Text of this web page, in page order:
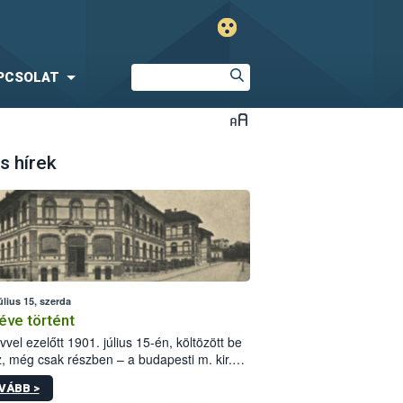
hírek
15, szerda
történt
ezelőtt 1901. július 15-én, költözött be
még csak részben – a budapesti m. kir.
állomás a Kis Rókus utca
alatti, Czigler Győző által tervezett új
>